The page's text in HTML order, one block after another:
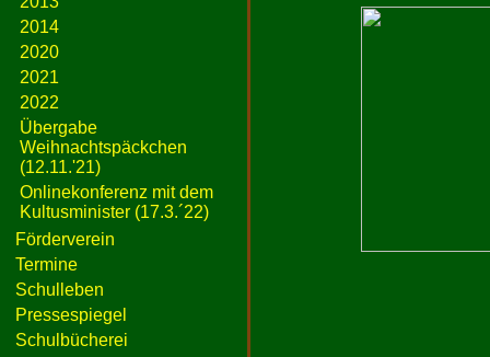
2014
2020
2021
2022
Übergabe
Weihnachtspäckchen
(12.11.'21)
Onlinekonferenz mit dem
Kultusminister (17.3.´22)
Förderverein
Termine
Schulleben
Pressespiegel
Schulbücherei